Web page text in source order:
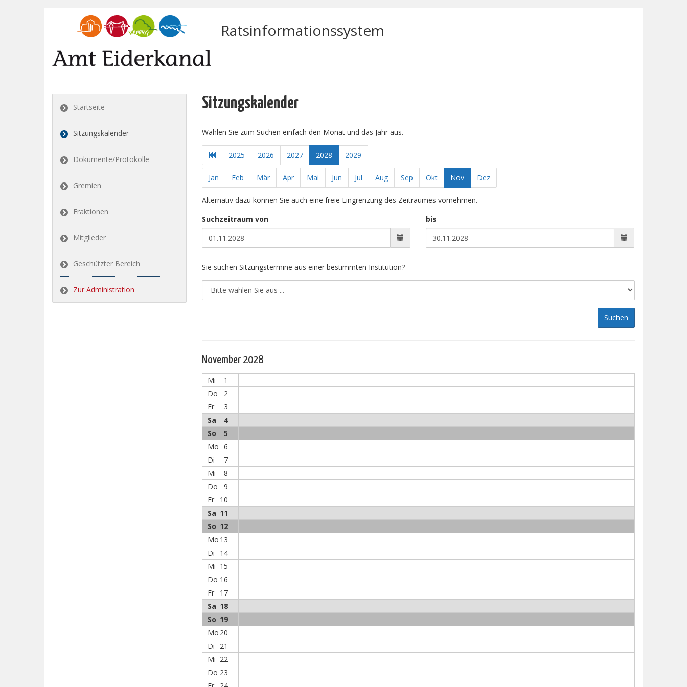
Ratsinformationssystem
Startseite
Sitzungskalender
Dokumente/Protokolle
Gremien
Fraktionen
Mitglieder
Geschützter Bereich
Zur Administration
Sitzungskalender
Wählen Sie zum Suchen einfach den Monat und das Jahr aus.
2025 2026 2027 2028 2029
Jan Feb Mär Apr Mai Jun Jul Aug Sep Okt Nov Dez
Alternativ dazu können Sie auch eine freie Eingrenzung des Zeitraumes vornehmen.
Suchzeitraum von
bis
Sie suchen Sitzungstermine aus einer bestimmten Institution?
November 2028
Mi
1
Do
2
Fr
3
Sa
4
So
5
Mo 6
Di
7
Mi
8
Do
9
Fr
10
Sa 11
So 12
Mo 13
Di
14
Mi 15
Do 16
Fr
17
Sa 18
So 19
Mo 20
Di
21
Mi 22
Do 23